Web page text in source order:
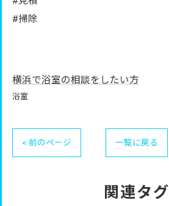
#掃除
横浜で浴室の相談をしたい方
浴室
< 前のページ 一覧に戻る
関連タグ